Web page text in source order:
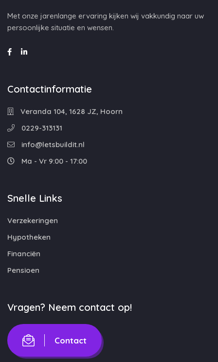
Met onze jarenlange ervaring kijken wij vakkundig naar uw
persoonlijke situatie en wensen.
Contactinformatie
Veranda 104, 1628 JZ, Hoorn
0229-313131
info@letsbuildit.nl
Ma - Vr 9:00 - 17:00
Snelle Links
Verzekeringen
Hypotheken
Financiën
Pensioen
Vragen? Neem contact op!
Contact